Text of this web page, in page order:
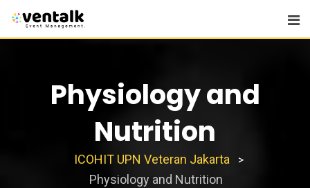
Physiology and
Nutrition
ICOHIT UPN Veteran Jakarta >
Physiology and Nutrition